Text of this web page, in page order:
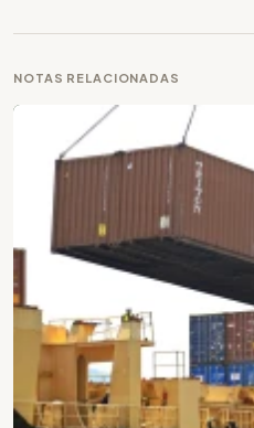
NOTAS RELACIONADAS